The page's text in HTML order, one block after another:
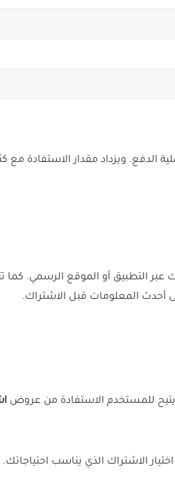
الدفع. ويزداد مقدار الاستفادة مع
عبر التطبيق أو الموقع الرسمي.
أحدث المعلومات قبل الاشتراك.
للمستخدم الاستفادة من عروض
الاشتراك الذي يناسب احتياجاتك.